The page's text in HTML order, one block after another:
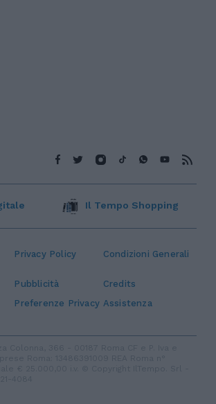
Privacy Policy Condizioni Generali
Pubblicità
Credits
Preferenze Privacy Assistenza
Il Tempo Shopping